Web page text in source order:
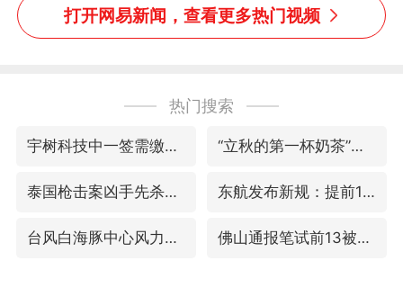
吗？”“或将成为首位考级
不带古筝的选手。”（来
打开网易新闻，查看更多热门视频
热门搜索
宇树科技中一签需缴款7.54万元 “立秋的第一杯奶茶”又爆单了
泰国枪击案凶手先杀祖父母后行凶 东航发布新规：提前14天可免费退改签
台风白海豚中心风力增强 佛山通报笔试前13被淘汰后5名进体检